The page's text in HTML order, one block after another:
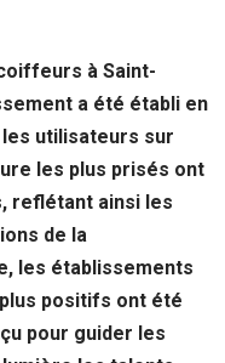
à Saint-
a été établi en
utilisateurs sur
les plus prisés ont
reflétant ainsi les
de la
les établissements
positifs ont été
pour guider les